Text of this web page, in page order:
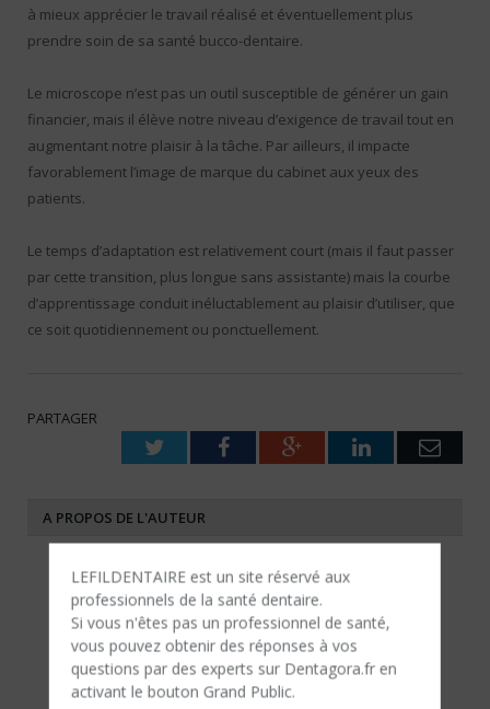
LEFILDENTAIRE est un site réservé aux
professionnels de la santé dentaire.
Si vous n'êtes​ pas un professionnel de santé,
vous pouvez obtenir des réponses à vos
questions par des experts sur Dentagora.fr en
activant le bouton Grand Public.
à mieux apprécier le travail réalisé et éventuellement plus
prendre soin de sa santé bucco-dentaire.
Le microscope n’est pas un outil susceptible de générer un gain
financier, mais il élève notre niveau d’exigence de travail tout en
augmentant notre plaisir à la tâche. Par ailleurs, il impacte
favorablement l’image de marque du cabinet aux yeux des
patients.
Le temps d’adaptation est relativement court (mais il faut passer
par cette transition, plus longue sans assistante) mais la courbe
d’apprentissage conduit inéluctablement au plaisir d’utiliser, que
ce soit quotidiennement ou ponctuellement.
PARTAGER
TwitterFacebookGoogle+LinkedIn
A PROPOS DE L'AUTEUR